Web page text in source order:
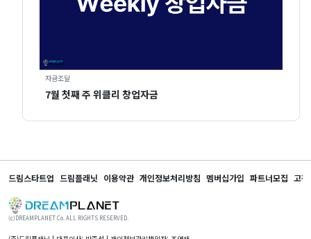
자금조달
7월 첫째 주 위클리 창업자금
드림스타트업 드림플래닛 이용약관 개인정보처리방침 멤버십가입 파트너모집 고객
(c)DREAMPLANET Co. ALL RIGHTS RESERVED.